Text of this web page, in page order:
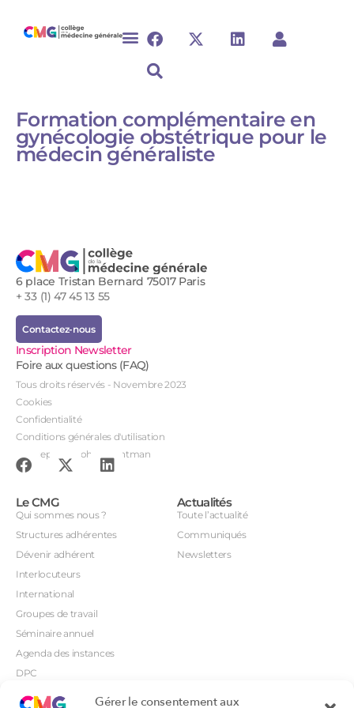
Gérer le consentement aux
Formation complémentaire en
gynécologie obstétrique pour le
médecin généraliste
6 place Tristan Bernard 75017 Paris
+ 33 (1) 47 45 13 55
Contactez-nous
Inscription Newsletter
Foire aux questions (FAQ)
Tous droits réservés - Novembre 2023
Cookies
Confidentialité
Conditions générales d'utilisation
Conception : John Brightman
Le CMG
Qui sommes nous ?
Structures adhérentes
Dévenir adhérent
Interlocuteurs
International
Groupes de travail
Séminaire annuel
Agenda des instances
DPC
Actualités
Toute l’actualité
Communiqués
Newsletters